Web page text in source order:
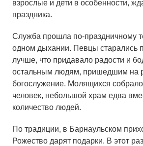
взрослые и дети в особенности,
праздника.
Служба прошла по-праздничному
одном дыхании. Певцы старались
лучше, что придавало радости и
остальным людям, пришедшим на
богослужение. Молящихся
человек, небольшой храм едва
количество людей.
По традиции, в Барнаульском
Рожество дарят подарки. В этот